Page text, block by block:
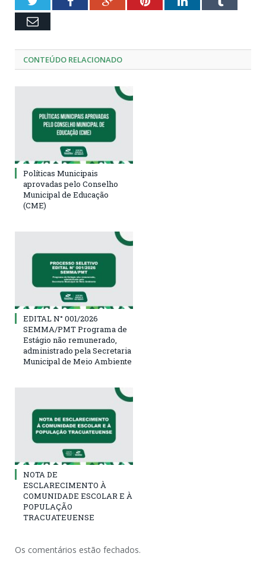
Email
CONTEÚDO RELACIONADO
Políticas Municipais
aprovadas pelo Conselho
Municipal de Educação
(CME)
EDITAL N° 001/2026
SEMMA/PMT Programa de
Estágio não remunerado,
administrado pela Secretaria
Municipal de Meio Ambiente
NOTA DE
ESCLARECIMENTO À
COMUNIDADE ESCOLAR E À
POPULAÇÃO
TRACUATEUENSE
Os comentários estão fechados.